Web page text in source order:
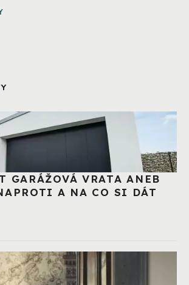
GARÁŽOVÁ VRATA ANEB
A NA CO SI DÁT